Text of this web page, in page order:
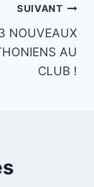
SUIVANT
NOUVEAUX
AU
CLUB !